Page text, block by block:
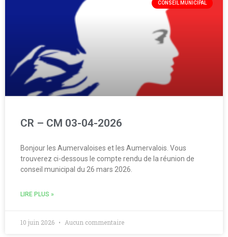
CONSEIL MUNICIPAL
CR – CM 03-04-2026
Bonjour les Aumervaloises et les Aumervalois. Vous
trouverez ci-dessous le compte rendu de la réunion de
conseil municipal du 26 mars 2026.
LIRE PLUS »
10 juin 2026 Aucun commentaire